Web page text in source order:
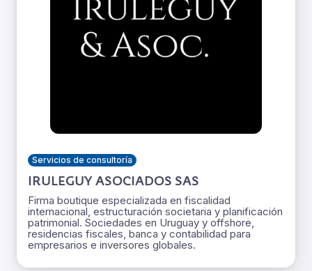
Servicios de consultoría
IRULEGUY ASOCIADOS SAS
Firma boutique especializada en fiscalidad
internacional, estructuración societaria y planificación
patrimonial. Sociedades en Uruguay y offshore,
residencias fiscales, banca y contabilidad para
empresarios e inversores globales.